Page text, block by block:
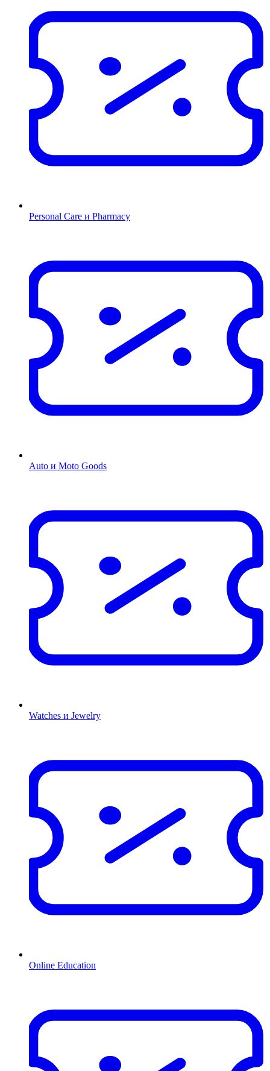
Personal Care и Pharmacy
Auto и Moto Goods
Watches и Jewelry
Online Education